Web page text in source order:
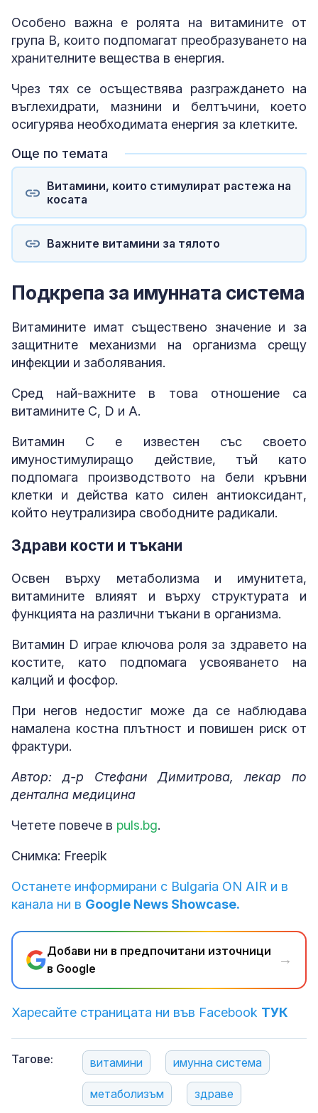
Особено важна е ролята на витамините от
група B, които подпомагат преобразуването на
хранителните вещества в енергия.
Чрез тях се осъществява разграждането на
въглехидрати, мазнини и белтъчини, което
осигурява необходимата енергия за клетките.
Още по темата
Витамини, които стимулират растежа на
косата
Важните витамини за тялото
Подкрепа за имунната система
Витамините имат съществено значение и за
защитните механизми на организма срещу
инфекции и заболявания.
Сред най-важните в това отношение са
витамините C, D и A.
Витамин C е известен със своето
имуностимулиращо действие, тъй като
подпомага производството на бели кръвни
клетки и действа като силен антиоксидант,
който неутрализира свободните радикали.
Здрави кости и тъкани
Освен върху метаболизма и имунитета,
витамините влияят и върху структурата и
функцията на различни тъкани в организма.
Витамин D играе ключова роля за здравето на
костите, като подпомага усвояването на
калций и фосфор.
При негов недостиг може да се наблюдава
намалена костна плътност и повишен риск от
фрактури.
Автор: д-р Стефани Димитрова, лекар по
дентална медицина
Четете повече в puls.bg.
Снимка: Freepik
Останете информирани с Bulgaria ON AIR и в
канала ни в Google News Showcase.
Добави ни в предпочитани източници
в Google
→
Харесайте страницата ни във Facebook ТУК
Тагове: витамини имунна система
метаболизъм здраве